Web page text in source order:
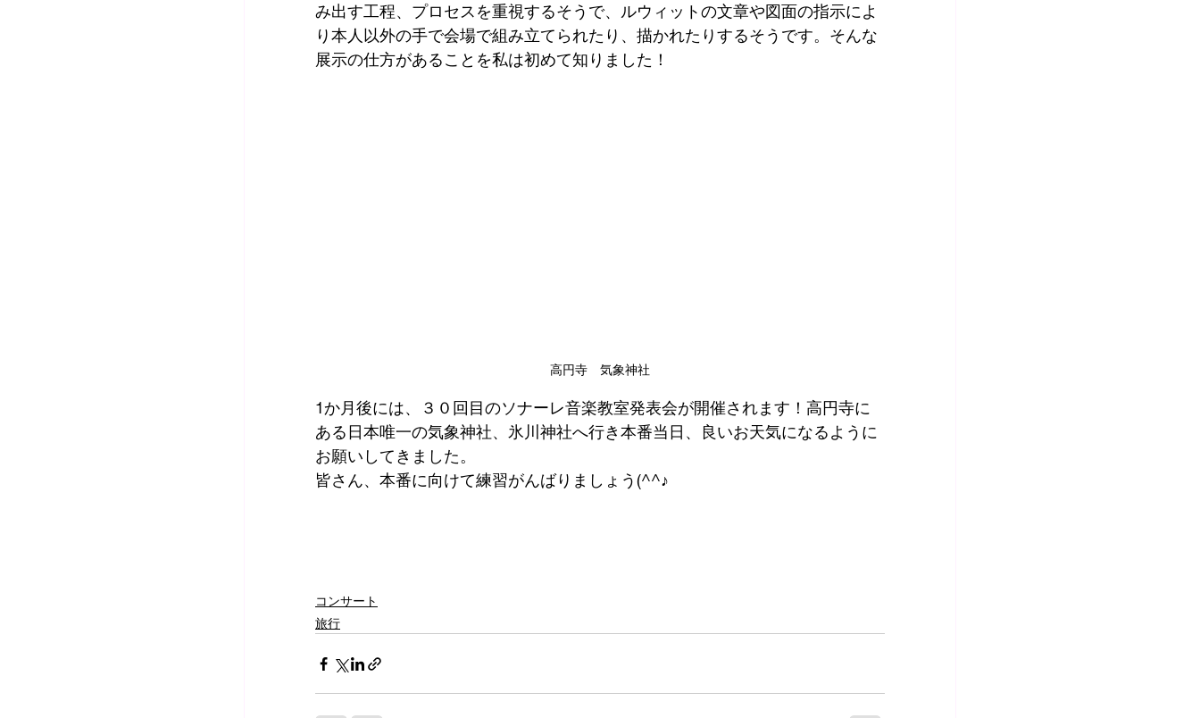
み出す工程、プロセスを重視するそうで、ルウィットの文章や図面の指示によ
り本人以外の手で会場で組み立てられたり、描かれたりするそうです。そんな
展示の仕方があることを私は初めて知りました！
高円寺　気象神社
1か月後には、３０回目のソナーレ音楽教室発表会が開催されます！高円寺に
ある日本唯一の気象神社、氷川神社へ行き本番当日、良いお天気になるように
お願いしてきました。
皆さん、本番に向けて練習がんばりましょう(^^♪
コンサート
旅行